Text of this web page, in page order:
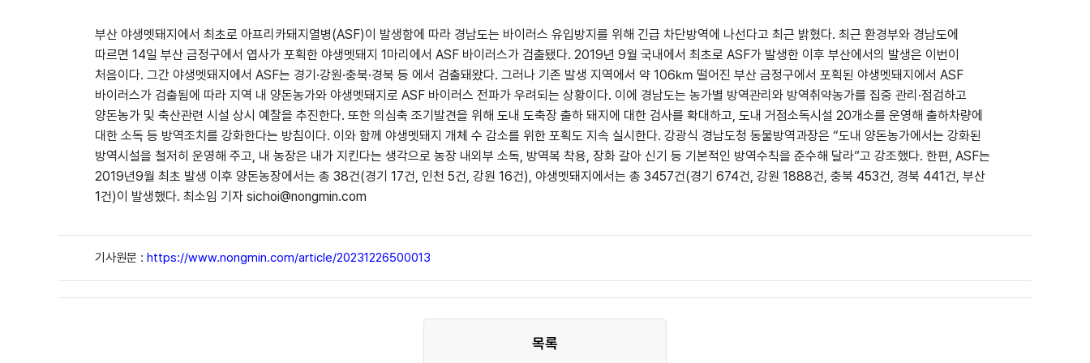
부산 야생멧돼지에서 최초로 아프리카돼지열병(ASF)이 발생함에 따라 경남도는 바이러스 유입방지를 위해 긴급 차단방역에 나선다고 최근 밝혔다. 최근 환경부와 경남도에
따르면 14일 부산 금정구에서 엽사가 포획한 야생멧돼지 1마리에서 ASF 바이러스가 검출됐다. 2019년 9월 국내에서 최초로 ASF가 발생한 이후 부산에서의 발생은 이번이
처음이다. 그간 야생멧돼지에서 ASF는 경기·강원·충북·경북 등 에서 검출돼왔다. 그러나 기존 발생 지역에서 약 106㎞ 떨어진 부산 금정구에서 포획된 야생멧돼지에서 ASF
바이러스가 검출됨에 따라 지역 내 양돈농가와 야생멧돼지로 ASF 바이러스 전파가 우려되는 상황이다. 이에 경남도는 농가별 방역관리와 방역취약농가를 집중 관리·점검하고
양돈농가 및 축산관련 시설 상시 예찰을 추진한다. 또한 의심축 조기발견을 위해 도내 도축장 출하 돼지에 대한 검사를 확대하고, 도내 거점소독시설 20개소를 운영해 출하차량에
대한 소독 등 방역조치를 강화한다는 방침이다. 이와 함께 야생멧돼지 개체 수 감소를 위한 포획도 지속 실시한다. 강광식 경남도청 동물방역과장은 “도내 양돈농가에서는 강화된
방역시설을 철저히 운영해 주고, 내 농장은 내가 지킨다는 생각으로 농장 내외부 소독, 방역복 착용, 장화 갈아 신기 등 기본적인 방역수칙을 준수해 달라”고 강조했다. 한편, ASF는
2019년9월 최초 발생 이후 양돈농장에서는 총 38건(경기 17건, 인천 5건, 강원 16건), 야생멧돼지에서는 총 3457건(경기 674건, 강원 1888건, 충북 453건, 경북 441건, 부산
1건)이 발생했다. 최소임 기자 sichoi@nongmin.com
기사원문 : https://www.nongmin.com/article/20231226500013